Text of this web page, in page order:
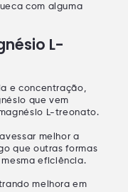
com alguma
L-
e concentração,
que vem
L-treonato.
melhor a
que outras formas
eficiência.
melhora em